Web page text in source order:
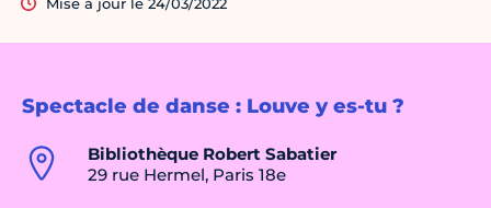
Spectacle de danse : Louve y es-tu ?
Bibliothèque Robert Sabatier
29 rue Hermel, Paris 18e
Mise à jour le 24/03/2022